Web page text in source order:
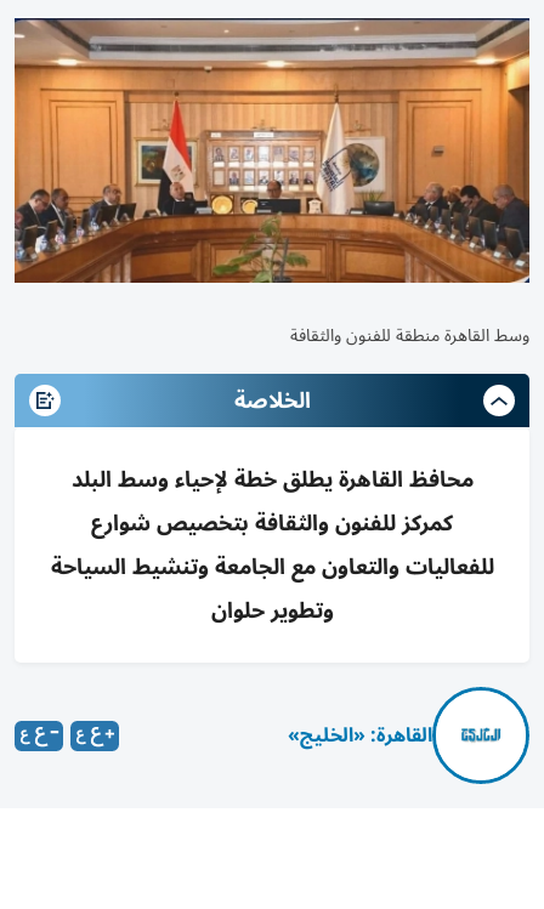
وسط القاهرة منطقة للفنون والثقافة
الخلاصة
محافظ القاهرة يطلق خطة لإحياء وسط البلد
كمركز للفنون والثقافة بتخصيص شوارع
للفعاليات والتعاون مع الجامعة وتنشيط السياحة
وتطوير حلوان
القاهرة: «الخليج»